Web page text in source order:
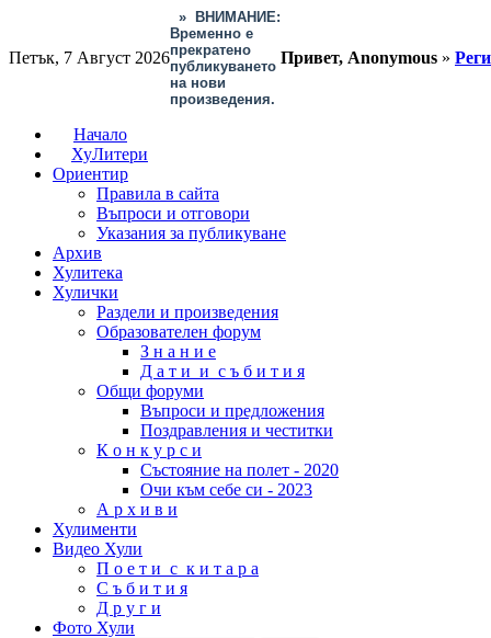
Петък, 7 Август 2026
»
ВНИМАНИЕ:
Временно е
прекратено
публикуването
на нови
произведения.
Привет, Anonymous »
Начало
ХуЛитери
Ориентир
Правила в сайта
Въпроси и отговори
Указания за публикуване
Архив
Хулитека
Хулички
Раздели и произведения
Образователен форум
З н а н и е
Д а т и и с ъ б и т и я
Общи форуми
Въпроси и предложения
Поздравления и честитки
К о н к у р с и
Състояние на полет - 2020
Очи към себе си - 2023
А р х и в и
Хулименти
Видео Хули
П о е т и с к и т а р а
С ъ б и т и я
Д р у г и
Фото Хули